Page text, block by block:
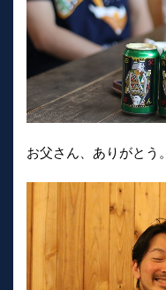
お父さん、ありがとう。